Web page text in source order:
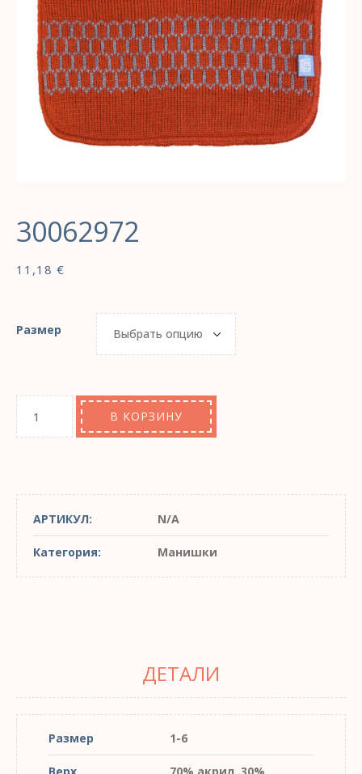
30062972
11,18 €
Размер
В КОРЗИНУ
АРТИКУЛ: N/A
Категория: Манишки
ДЕТАЛИ
Размер 1-6